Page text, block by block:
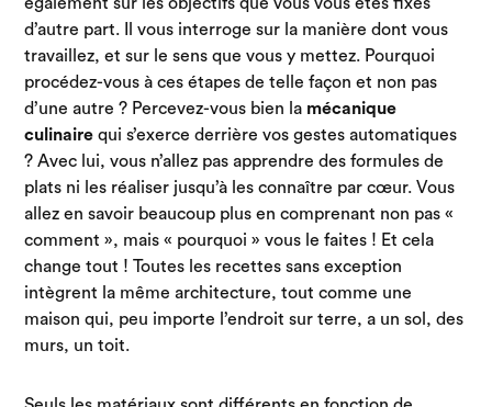
également sur les objectifs que vous vous êtes fixés
d’autre part. Il vous interroge sur la manière dont vous
travaillez, et sur le sens que vous y mettez. Pourquoi
procédez-vous à ces étapes de telle façon et non pas
d’une autre ? Percevez-vous bien la mécanique
culinaire qui s’exerce derrière vos gestes automatiques
? Avec lui, vous n’allez pas apprendre des formules de
plats ni les réaliser jusqu’à les connaître par cœur. Vous
allez en savoir beaucoup plus en comprenant non pas «
comment », mais « pourquoi » vous le faites ! Et cela
change tout ! Toutes les recettes sans exception
intègrent la même architecture, tout comme une
maison qui, peu importe l’endroit sur terre, a un sol, des
murs, un toit.